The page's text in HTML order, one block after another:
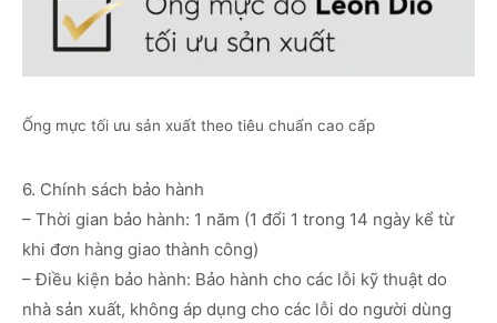
Ống mực tối ưu sản xuất theo tiêu chuẩn cao cấp
6. Chính sách bảo hành
– Thời gian bảo hành: 1 năm (1 đổi 1 trong 14 ngày kể từ
khi đơn hàng giao thành công)
– Điều kiện bảo hành: Bảo hành cho các lỗi kỹ thuật do
nhà sản xuất, không áp dụng cho các lỗi do người dùng